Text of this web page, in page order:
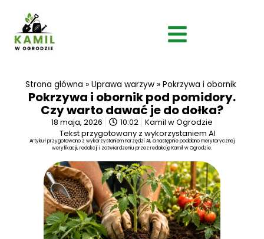
Strona główna » Uprawa warzyw» Pokrzywa i obornik pod
Pokrzywa i obornik pod pomidory.
Czy warto dawać je do dołka?
18 maja, 2026 10:02
Kamil w Ogrodzie
Tekst przygotowany z wykorzystaniem AI
Artykuł przygotowano z wykorzystaniem narzędzi AI, a następnie poddano merytorycznej
weryfikacji, redakcji i zatwierdzeniu przez redakcję Kamil w Ogrodzie.